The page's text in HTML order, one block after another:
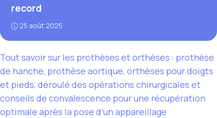
record
25 août 2025
Tout savoir sur les prothèses et orthèses : prothèse
de hanche, prothèse aortique, orthèses pour doigts
et pieds, déroulé des opérations chirurgicales et
conseils de convalescence pour une récupération
optimale après la pose d’un appareillage